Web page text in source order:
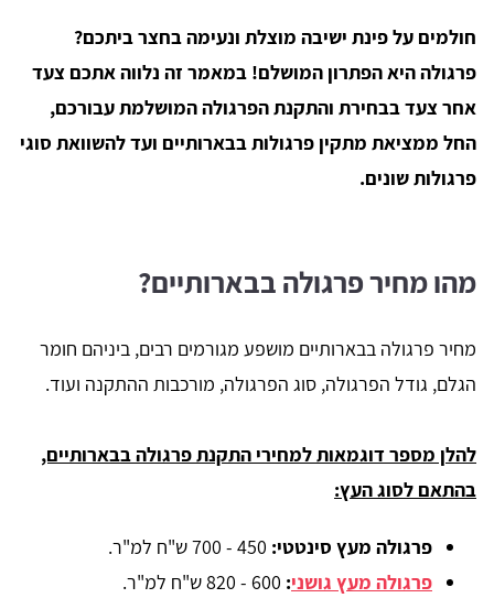
חולמים על פינת ישיבה מוצלת ונעימה בחצר ביתכם?
פרגולה היא הפתרון המושלם! במאמר זה נלווה אתכם צעד
אחר צעד בבחירת והתקנת הפרגולה המושלמת עבורכם,
החל ממציאת מתקין פרגולות בבארותיים ועד להשוואת סוגי
פרגולות שונים.
מהו מחיר פרגולה בבארותיים?
מחיר פרגולה בבארותיים מושפע מגורמים רבים, ביניהם חומר
הגלם, גודל הפרגולה, סוג הפרגולה, מורכבות ההתקנה ועוד.
להלן מספר דוגמאות למחירי התקנת פרגולה בבארותיים,
בהתאם לסוג העץ:
פרגולה מעץ סינטטי:
פרגולה מעץ גושני: 600 - 820 ש"ח למ"ר.